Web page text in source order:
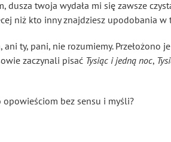
dusza twoja wydała mi się zawsze
niż kto inny znajdziesz upodobania w
ani ty, pani, nie rozumiemy. Przełożono
zaczynali pisać Tysiąc i jedną noc,
bez sensu i myśli?